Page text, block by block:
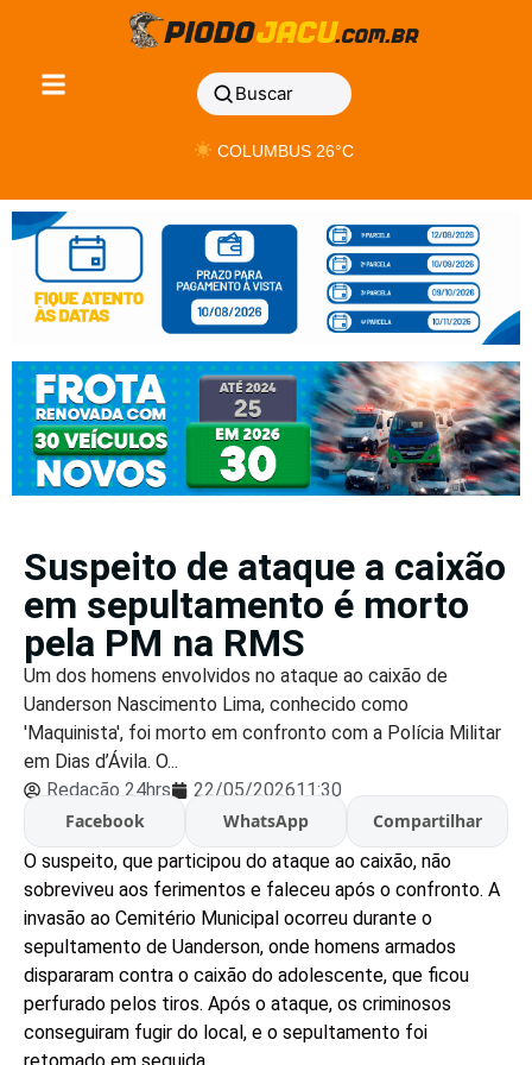
Buscar
COLUMBUS 26°C
Suspeito de ataque a caixão
em sepultamento é morto
pela PM na RMS
Um dos homens envolvidos no ataque ao caixão de
Uanderson Nascimento Lima, conhecido como
'Maquinista', foi morto em confronto com a Polícia Militar
em Dias d’Ávila. O...
Redação 24hrs
22/05/202611:30
Facebook
WhatsApp
Compartilhar
O suspeito, que participou do ataque ao caixão, não
sobreviveu aos ferimentos e faleceu após o confronto. A
invasão ao Cemitério Municipal ocorreu durante o
sepultamento de Uanderson, onde homens armados
dispararam contra o caixão do adolescente, que ficou
perfurado pelos tiros. Após o ataque, os criminosos
conseguiram fugir do local, e o sepultamento foi